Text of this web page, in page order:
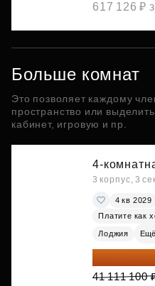
617 126 ₽
Больше комнат
Это позволяет каждому
пространство или
кабинет, игровую и пр.
4-
3 корпус, 3
4 кв 2029
Платите как
Лоджия Ещё
34 122
41 111 100